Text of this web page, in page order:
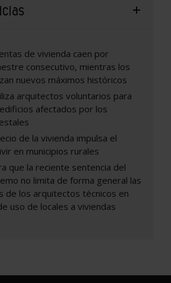
de vivienda caen por
consecutivo, mientras los
nuevos máximos históricos
arquitectos voluntarios para
afectados por los
de la vivienda impulsa el
en municipios rurales
que la reciente sentencia del
no limita de forma general las
de los arquitectos técnicos en
uso de locales a viviendas